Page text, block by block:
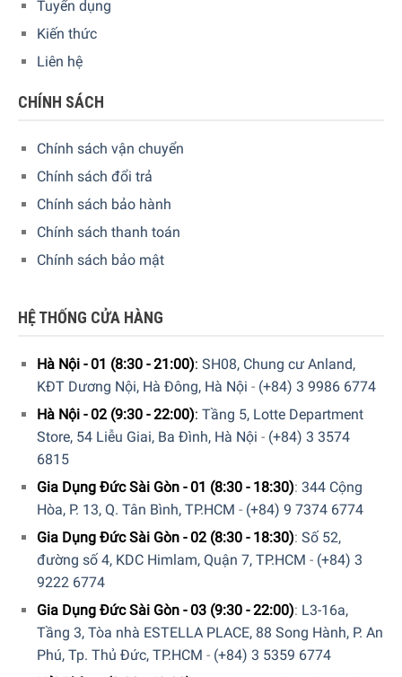
Tuyển dụng
Kiến thức
Liên hệ
CHÍNH SÁCH
Chính sách vận chuyển
Chính sách đổi trả
Chính sách bảo hành
Chính sách thanh toán
Chính sách bảo mật
HỆ THỐNG CỬA HÀNG
Hà Nội - 01 (8:30 - 21:00): SH08, Chung cư Anland,
KĐT Dương Nội, Hà Đông, Hà Nội - (+84) 3 9986 6774
Hà Nội - 02 (9:30 - 22:00): Tầng 5, Lotte Department
Store, 54 Liễu Giai, Ba Đình, Hà Nội - (+84) 3 3574
6815
Gia Dụng Đức Sài Gòn - 01 (8:30 - 18:30): 344 Cộng
Hòa, P. 13, Q. Tân Bình, TP.HCM - (+84) 9 7374 6774
Gia Dụng Đức Sài Gòn - 02 (8:30 - 18:30): Số 52,
đường số 4, KDC Himlam, Quận 7, TP.HCM - (+84) 3
9222 6774
Gia Dụng Đức Sài Gòn - 03 (9:30 - 22:00): L3-16a,
Tầng 3, Tòa nhà ESTELLA PLACE, 88 Song Hành, P. An
Phú, Tp. Thủ Đức, TP.HCM - (+84) 3 5359 6774